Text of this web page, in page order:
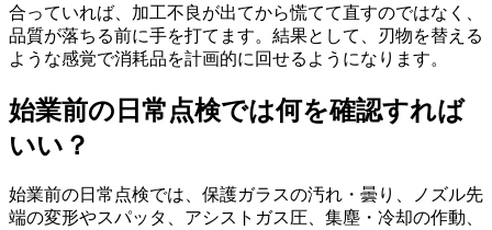
合っていれば、加工不良が出てから慌てて直すのではなく、
品質が落ちる前に手を打てます。結果として、刃物を替える
ような感覚で消耗品を計画的に回せるようになります。
始業前の日常点検では何を確認すれば
いい？
始業前の日常点検では、保護ガラスの汚れ・曇り、ノズル先
端の変形やスパッタ、アシストガス圧、集塵・冷却の作動、